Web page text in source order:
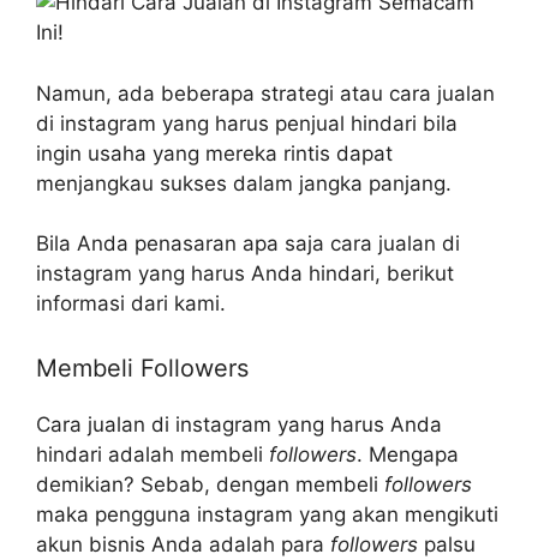
Namun, ada beberapa strategi atau cara jualan
di instagram yang harus penjual hindari bila
ingin usaha yang mereka rintis dapat
menjangkau sukses dalam jangka panjang.
Bila Anda penasaran apa saja cara jualan di
instagram yang harus Anda hindari, berikut
informasi dari kami.
Membeli Followers
Cara jualan di instagram yang harus Anda
hindari adalah membeli followers. Mengapa
demikian? Sebab, dengan membeli followers
maka pengguna instagram yang akan mengikuti
akun bisnis Anda adalah para followers palsu